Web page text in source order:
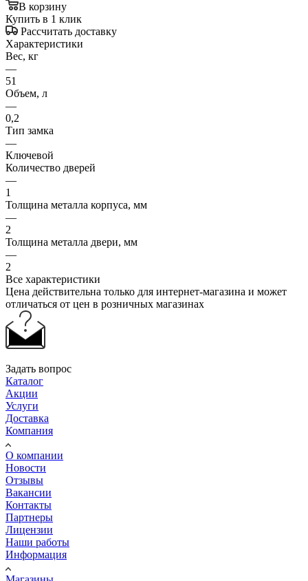
В корзину
Купить в 1 клик
Рассчитать доставку
Характеристики
Вес, кг
—
51
Объем, л
—
0,2
Тип замка
—
Ключевой
Количество дверей
—
1
Толщина металла корпуса, мм
—
2
Толщина металла двери, мм
—
2
Все характеристики
Цена действительна только для интернет-магазина и может
отличаться от цен в розничных магазинах
Задать вопрос
Каталог
Акции
Услуги
Доставка
Компания
О компании
Новости
Отзывы
Вакансии
Контакты
Партнеры
Лицензии
Наши работы
Информация